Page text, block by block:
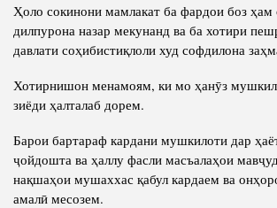
Ҳоло сокинони мамлакат ба фардои боз ҳам
дилпурона назар мекунанд ва ба хотири
давлати соҳибистиқлоли худ софдилона
Хотирнишон менамоям, ки мо ҳанӯз
зиёди ҳалталаб дорем.
Барои бартараф кардани мушкилоти дар
ҷойдошта ва ҳаллу фасли масъалаҳои
нақшаҳои мушаххас қабул кардаем ва
амалӣ месозем.